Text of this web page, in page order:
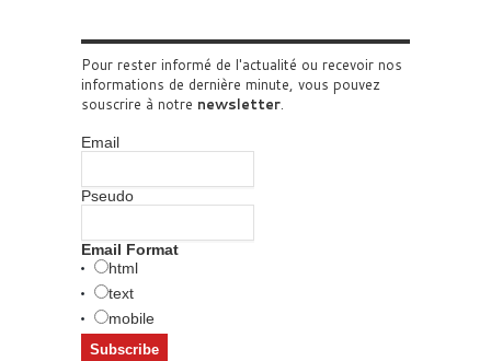
Pour rester informé de l'actualité ou recevoir nos
informations de dernière minute, vous pouvez
souscrire à notre newsletter.
Email
Pseudo
Email Format
html
text
mobile